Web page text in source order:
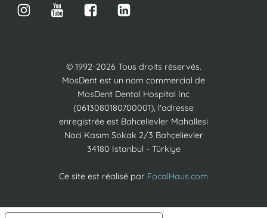
© 1992-2026 Tous droits réservés.
MosDent est un nom commercial de
MosDent Dental Hospital Inc
(0613080180700001), l'adresse
enregistrée est Bahcelievler Mahallesi
Naci Kasım Sokak 2/3 Bahçelievler
34180 Istanbul - Türkiye
Ce site est réalisé par FocalHaus.com